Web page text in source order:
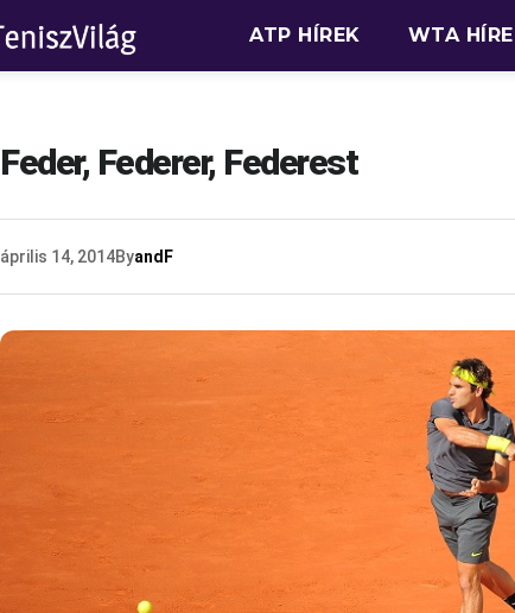
ATP HÍREK WTA
Feder, Federer, Federest
április 14, 2014ByandF